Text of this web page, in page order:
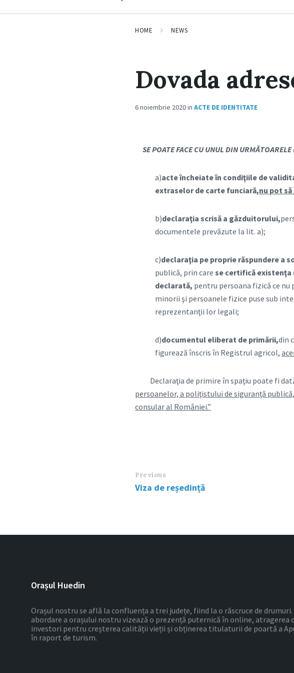
HOME NEWS
Dovada
6 noiembrie 2020inACTE DE IDENTITATE
SE POATE FACE CU UNUL DIN
a)acte încheiate în condiţiile de
extraselor de carte funciară,nu pot
b)declaraţia scrisă a găzduitorului,
documentele prevăzute la lit. a);
c)declaraţia pe proprie răspundere a
publică, prin carese certifică existenţa
declarată, pentru persoana fizică ce
minorii şi persoanele fizice puse sub
reprezentanţii lor legali;
d)documentul eliberat de primării,din
figurează înscris în Registrul agricol,
Declaraţia de primire în spaţiu poate fi
persoanelor, a poliţistului de siguranţă
consular al României.”
Previous
Viza de reședință
Orașul Huedin
Orașul nostru se află la confluența a trei județe, fiind la o răscruce de drumuri.
abordare a orașului nostru vizează o prezență puternică în online, atragerea
investori pentru creșterea calității vieții și obținerea titulaturii de poartă a
în raport de turism.